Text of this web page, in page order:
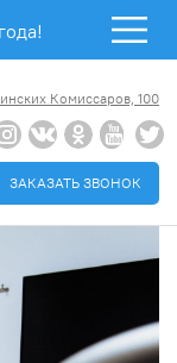
Комиссаров, 100
ЗАКАЗАТЬ ЗВОНОК